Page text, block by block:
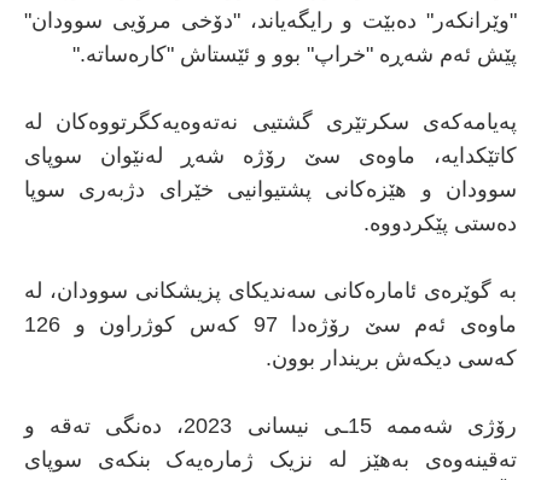
"وێرانکەر" دەبێت و رایگەیاند، "دۆخی مرۆیی سوودان"
پێش ئەم شەڕە "خراپ" بوو و ئێستاش "کارەساتە."
پەیامەکەی سکرتێری گشتیی نەتەوەیەکگرتووەکان لە
کاتێکدایە، ماوەی سێ رۆژە شەڕ لەنێوان سوپای
سوودان و هێزەکانی پشتیوانیی خێرای دژبەری سوپا
دەستی پێکردووە.
بە گوێرەی ئامارەکانی سەندیکای پزیشکانی سوودان، لە
ماوەی ئەم سێ رۆژەدا 97 کەس کوژراون و 126
کەسی دیکەش بریندار بوون.
رۆژی شەممە 15ـی نیسانی 2023، دەنگی تەقە و
تەقینەوەی بەهێز لە نزیک ژمارەیەک بنکەی سوپای